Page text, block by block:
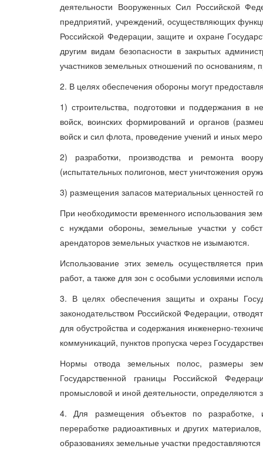
деятельности Вооруженных Сил Российской
предприятий, учреждений, осуществляющих
Российской Федерации, защите и охране
другим видам безопасности в закрытых
участников земельных отношений по
2. В целях обеспечения обороны могут
1) строительства, подготовки и поддержания в
войск, воинских формирований и органов
войск и сил флота, проведение учений и иных
2) разработки, производства и ремонта
(испытательных полигонов, мест уничтожения
3) размещения запасов материальных ценностей
При необходимости временного использования
с нуждами обороны, земельные участки у
арендаторов земельных участков не изымаются.
Использование этих земель осуществляется
работ, а также для зон с особыми условиями
3. В целях обеспечения защиты и охраны
законодательством Российской Федерации,
для обустройства и содержания инженерно-
коммуникаций, пунктов пропуска через
Нормы отвода земельных полос, размеры
Государственной границы Российской
промысловой и иной деятельности, определяются
4. Для размещения объектов по разработке,
переработке радиоактивных и других
образованиях земельные участки